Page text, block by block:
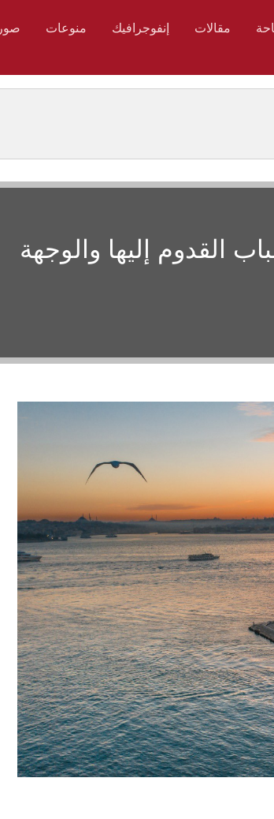
مقالات إنفوجرافيك منوعات صور
القدوم إليها والوجهة